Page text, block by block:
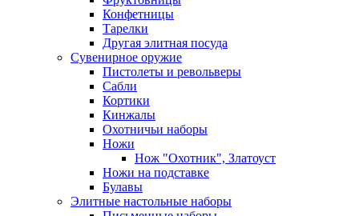
Конфетницы
Тарелки
Другая элитная посуда
Сувенирное оружие
Пистолеты и револьверы
Сабли
Кортики
Кинжалы
Охотничьи наборы
Ножи
Нож "Охотник", Златоуст
Ножи на подставке
Булавы
Элитные настольные наборы